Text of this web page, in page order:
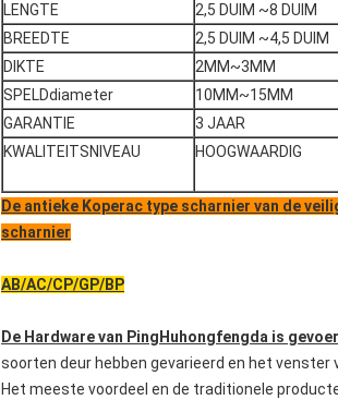
LENGTE
2,5 DUIM ~8 DUIM
BREEDTE
2,5 DUIM ~4,5 DUIM
DIKTE
2MM~3MM
SPELDdiameter
10MM~15MM
GARANTIE
3 JAAR
KWALITEITSNIVEAU
HOOGWAARDIG
De antieke Koperac type scharnier van de
scharnier
AB/AC/CP/GP/BP
De Hardware van PingHuhongfengda is
soorten deur hebben gevarieerd en het
Het meeste voordeel en de traditionele